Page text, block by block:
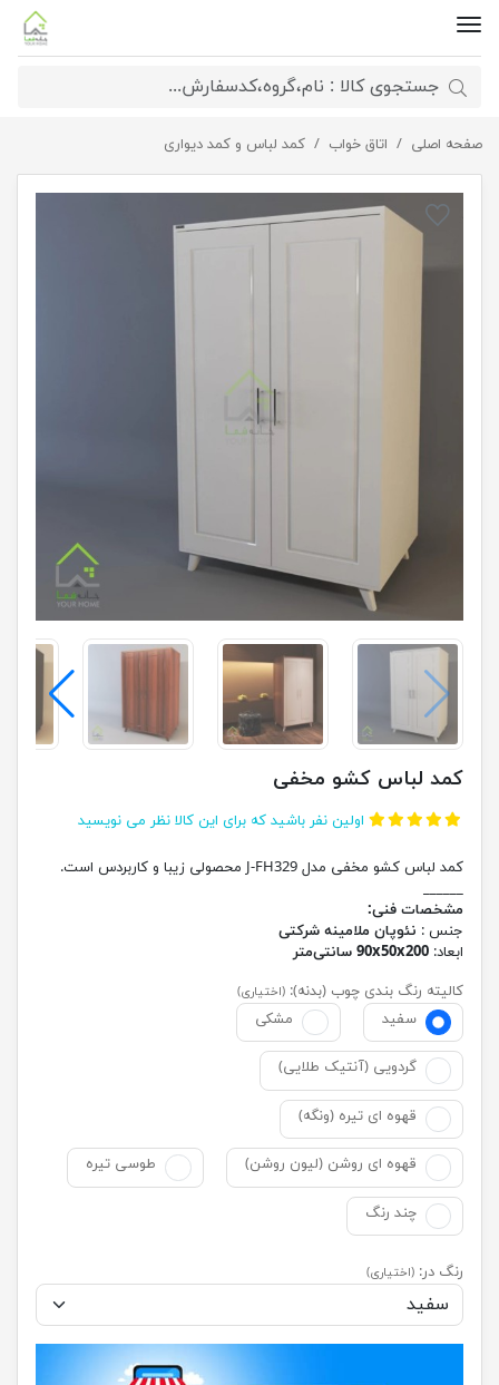
صفحه اصلی اتاق خواب کمد لباس و کمد دیواری کمد لباس کشو مخفی
کمد لباس کشو مخفی
اولین نفر باشید که برای این کالا نظر می نویسید
کمد لباس کشو مخفی مدل J-FH329 محصولی زیبا و کاربردس است.
______
مشخصات فنی:
جنس : نئوپان ملامینه شرکتی
ابعاد: 90x50x200 سانتی‌متر
کالیته رنگ بندی چوب (بدنه): (اختیاری)
سفید مشکی
گردویی (آنتیک طلایی)
قهوه ای تیره (ونگه)
قهوه ای روشن (لیون روشن) طوسی تیره
چند رنگ
رنگ در: (اختیاری)